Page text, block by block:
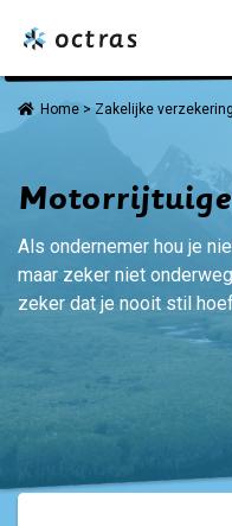
Home > Zakelijke
Als ondernemer hou je
maar zeker niet
zeker dat je nooit stil